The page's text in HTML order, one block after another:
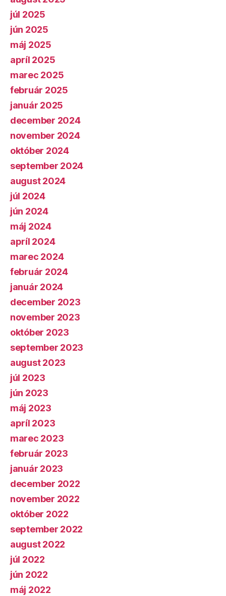
júl 2025
jún 2025
máj 2025
apríl 2025
marec 2025
február 2025
január 2025
december 2024
november 2024
október 2024
september 2024
august 2024
júl 2024
jún 2024
máj 2024
apríl 2024
marec 2024
február 2024
január 2024
december 2023
november 2023
október 2023
september 2023
august 2023
júl 2023
jún 2023
máj 2023
apríl 2023
marec 2023
február 2023
január 2023
december 2022
november 2022
október 2022
september 2022
august 2022
júl 2022
jún 2022
máj 2022